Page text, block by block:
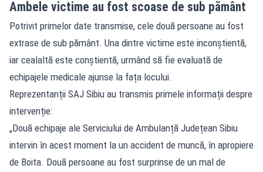
Ambele victime au fost scoase de sub pământ
Potrivit primelor date transmise, cele două persoane au fost
extrase de sub pământ. Una dintre victime este inconștientă,
iar cealaltă este conștientă, urmând să fie evaluată de
echipajele medicale ajunse la fața locului.
Reprezentanții SAJ Sibiu au transmis primele informații despre
intervenție:
„Două echipaje ale Serviciului de Ambulanță Județean Sibiu
intervin în acest moment la un accident de muncă, în apropiere
de Boita. Două persoane au fost surprinse de un mal de